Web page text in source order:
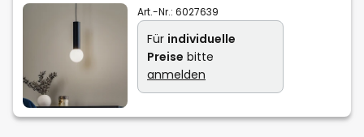
Art.-Nr.: 6027639
Für individuelle
Preise bitte
anmelden